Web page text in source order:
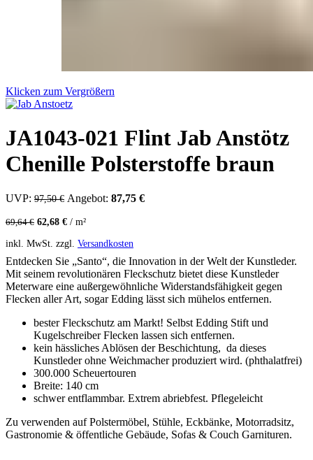
Klicken zum Vergrößern
JA1043-021 Flint Jab Anstötz
Chenille Polsterstoffe braun
UVP: 97,50€ Ursprünglicher Preis war: 97,50 €
Angebot: 87,75 €
69,64€ 62,68 € / m²
inkl. MwSt. zzgl. Versandkosten
Entdecken Sie „Santo“, die Innovation in der Welt der Kunstleder.
Mit seinem revolutionären Fleckschutz bietet diese Kunstleder
Meterware eine außergewöhnliche Widerstandsfähigkeit gegen
Flecken aller Art, sogar Edding lässt sich mühelos entfernen.
bester Fleckschutz am Markt! Selbst Edding Stift und
Kugelschreiber Flecken lassen sich entfernen.
kein hässliches Ablösen der Beschichtung, da dieses
Kunstleder ohne Weichmacher produziert wird. (phthalatfrei)
300.000 Scheuertouren
Breite: 140 cm
schwer entflammbar. Extrem abriebfest. Pflegeleicht
Zu verwenden auf Polstermöbel, Stühle, Eckbänke, Motorradsitz,
Gastronomie & öffentliche Gebäude, Sofas & Couch Garnituren.